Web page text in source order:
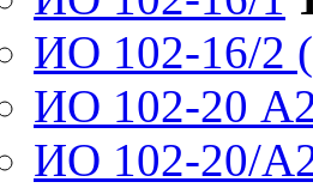
ИО 102-16/2
ИО 102-20
ИО 102-20/